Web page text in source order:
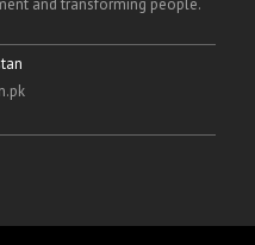
and transforming people.